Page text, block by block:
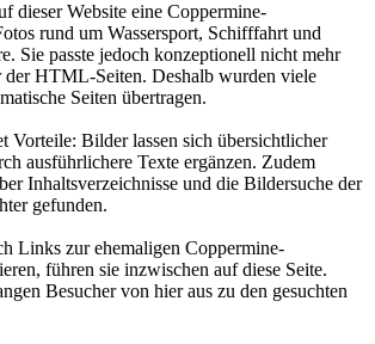
dieser Website eine Coppermine-
rund um Wassersport, Schifffahrt und
Sie passte jedoch konzeptionell nicht mehr
der HTML-Seiten. Deshalb wurden viele
Seiten übertragen.
Vorteile: Bilder lassen sich übersichtlicher
ausführlichere Texte ergänzen. Zudem
Inhaltsverzeichnisse und die Bildersuche der
gefunden.
Links zur ehemaligen Coppermine-
führen sie inzwischen auf diese Seite.
Besucher von hier aus zu den gesuchten